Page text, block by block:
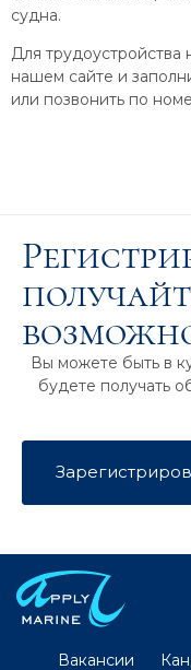
судна.
Для
нашем сайте и
или позвонить по
Вы можете быть в
будете получать
Вакансии